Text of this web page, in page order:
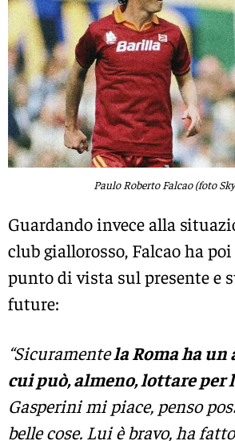
Paulo Roberto Falcao (foto
Guardando invece alla
club giallorosso, Falcao ha
punto di vista sul presente e
future:
“Sicuramentela Roma ha un
cui può, almeno, lottare per
Gasperini mi piace, penso
belle cose. Lui è bravo, ha